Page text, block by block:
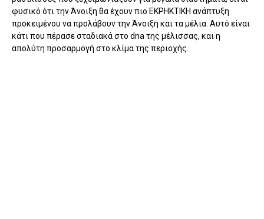
φυσικό ότι την Άνοιξη θα έχουν πιο ΕΚΡΗΚΤΙΚΗ ανάπτυξη
προκειμένου να προλάβουν την Άνοιξη και τα μέλια. Αυτό είναι
κάτι που πέρασε σταδιακά στο dna της μέλισσας, και η
απολύτη προσαρμογή στο κλίμα της περιοχής.